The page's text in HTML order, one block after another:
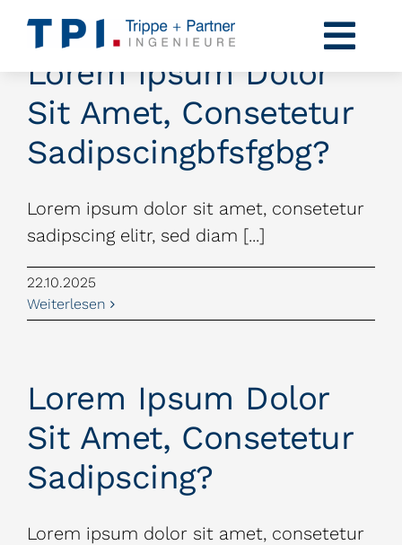
springen
Profil
Kompetenzen
Karriere
News
Lorem Ipsum Dolor
Sit Amet, Consetetur
Sadipscingbfsfgbg?
Lorem ipsum dolor sit amet, consetetur
sadipscing elitr, sed diam [...]
22.10.2025
Weiterlesen
Lorem Ipsum Dolor
Sit Amet, Consetetur
Sadipscing?
Lorem ipsum dolor sit amet, consetetur